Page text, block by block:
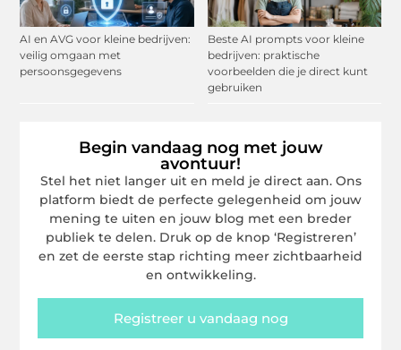
AI en AVG voor kleine bedrijven:
veilig omgaan met
persoonsgegevens
Beste AI prompts voor kleine
bedrijven: praktische
voorbeelden die je direct kunt
gebruiken
Begin vandaag nog met jouw
avontuur!
Stel het niet langer uit en meld je direct aan. Ons
platform biedt de perfecte gelegenheid om jouw
mening te uiten en jouw blog met een breder
publiek te delen. Druk op de knop ‘Registreren’
en zet de eerste stap richting meer zichtbaarheid
en ontwikkeling.
Registreer u vandaag nog